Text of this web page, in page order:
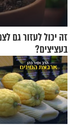
זה יכול לעזור גם
בעציצים?